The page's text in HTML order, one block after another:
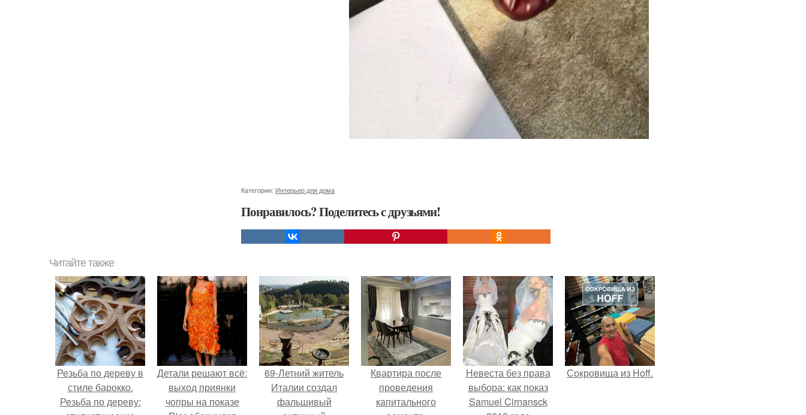
Категории: Интерьер для дома
Понравилось? Поделитесь с друзьями!
Читайте также
Резьба по дереву в
стиле барокко.
Резьба по дереву:
Детали решают всё:
выход приянки
чопры на показе
69-Летний житель
Италии создал
фальшивый
Квартира после
проведения
капитального
Невеста без права
выбора: как показ
Samuel Cirnansck
Сокровища из Hoff.